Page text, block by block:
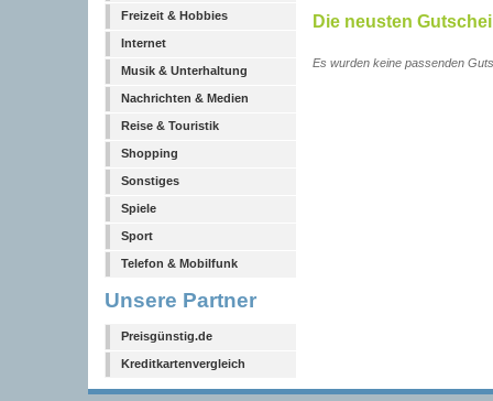
Freizeit & Hobbies
Internet
Musik & Unterhaltung
Nachrichten & Medien
Reise & Touristik
Shopping
Sonstiges
Spiele
Sport
Telefon & Mobilfunk
Unsere Partner
Preisgünstig.de
Kreditkartenvergleich
Die neusten
Es wurden keine passenden